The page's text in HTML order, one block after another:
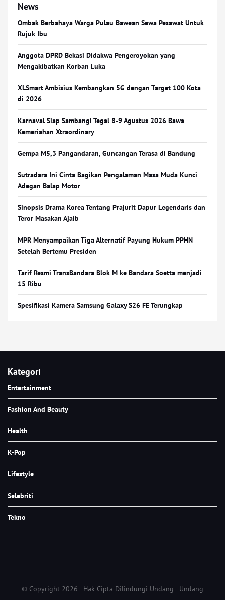
News
Ombak Berbahaya Warga Pulau Bawean Sewa Pesawat Untuk
Rujuk Ibu
Anggota DPRD Bekasi Didakwa Pengeroyokan yang
Mengakibatkan Korban Luka
XLSmart Ambisius Kembangkan 5G dengan Target 100 Kota
di 2026
Karnaval Siap Sambangi Tegal 8-9 Agustus 2026 Bawa
Kemeriahan Xtraordinary
Gempa M5,3 Pangandaran, Guncangan Terasa di Bandung
Sutradara Ini Cinta Bagikan Pengalaman Masa Muda Kunci
Adegan Balap Motor
Sinopsis Drama Korea Tentang Prajurit Dapur Legendaris dan
Teror Masakan Ajaib
MPR Menyampaikan Tiga Alternatif Payung Hukum PPHN
Setelah Bertemu Presiden
Tarif Resmi TransBandara Blok M ke Bandara Soetta menjadi
15 Ribu
Spesifikasi Kamera Samsung Galaxy S26 FE Terungkap
Kategori
Entertainment
Fashion And Beauty
Health
K-Pop
Lifestyle
Selebriti
Tekno
© Copyright 2026 - Hak Cipta Dilindungi Undang - Undang